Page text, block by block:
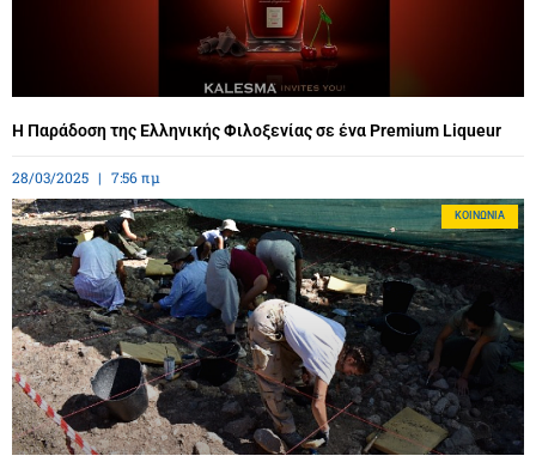
Η Παράδοση της Ελληνικής Φιλοξενίας σε ένα Premium Liqueur
28/03/2025 7:56 πμ
ΚΟΙΝΩΝΊΑ